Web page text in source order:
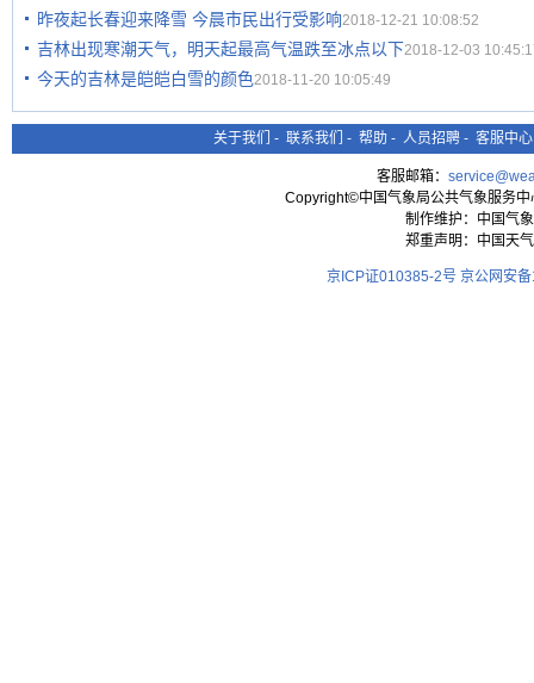
昨夜起长春迎来降雪 今晨市民出行受影响2018-12-21 10:08:52
吉林出现寒潮天气，明天起最高气温跌至冰点以下2018-12-03
今天的吉林是皑皑白雪的颜色2018-11-20 10:05:49
关于我们 - 联系我们 - 帮助 - 人员招聘 - 客服中心
客服邮箱：
Copyright©中国气象局公共气象服务
制作维护：中国气
郑重声明：中国天
京ICP证010385-2号 京公网安